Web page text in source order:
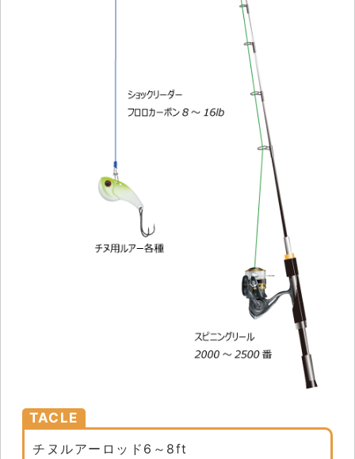
TACLE
チヌルアーロッド6～8ft